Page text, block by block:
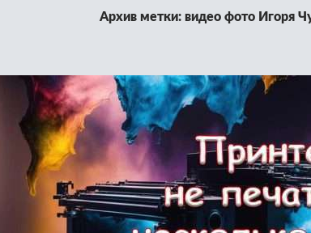
Архив метки: видео фото Игоря